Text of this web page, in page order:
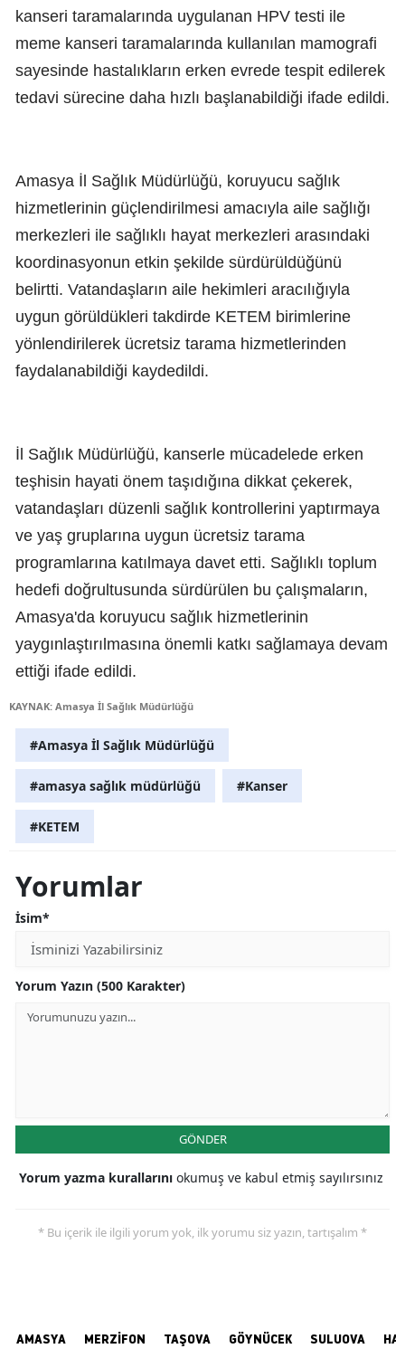
kanseri taramalarında uygulanan HPV testi ile
meme kanseri taramalarında kullanılan mamografi
sayesinde hastalıkların erken evrede tespit edilerek
tedavi sürecine daha hızlı başlanabildiği ifade edildi.
Amasya İl Sağlık Müdürlüğü, koruyucu sağlık
hizmetlerinin güçlendirilmesi amacıyla aile sağlığı
merkezleri ile sağlıklı hayat merkezleri arasındaki
koordinasyonun etkin şekilde sürdürüldüğünü
belirtti. Vatandaşların aile hekimleri aracılığıyla
uygun görüldükleri takdirde KETEM birimlerine
yönlendirilerek ücretsiz tarama hizmetlerinden
faydalanabildiği kaydedildi.
İl Sağlık Müdürlüğü, kanserle mücadelede erken
teşhisin hayati önem taşıdığına dikkat çekerek,
vatandaşları düzenli sağlık kontrollerini yaptırmaya
ve yaş gruplarına uygun ücretsiz tarama
programlarına katılmaya davet etti. Sağlıklı toplum
hedefi doğrultusunda sürdürülen bu çalışmaların,
Amasya'da koruyucu sağlık hizmetlerinin
yaygınlaştırılmasına önemli katkı sağlamaya devam
ettiği ifade edildi.
KAYNAK: Amasya İl Sağlık Müdürlüğü
#Amasya İl Sağlık Müdürlüğü
#amasya sağlık müdürlüğü #Kanser
#KETEM
Yorumlar
İsim*
Yorum Yazın (500 Karakter)
GÖNDER
Yorum yazma kurallarını okumuş ve kabul etmiş sayılırsınız
* Bu içerik ile ilgili yorum yok, ilk yorumu siz yazın, tartışalım *
AMASYA MERZİFON TAŞOVA GÖYNÜCEK SULUOVA